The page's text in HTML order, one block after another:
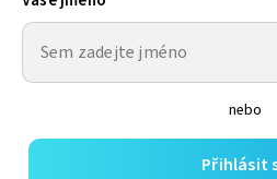
nebo
Přihlásit